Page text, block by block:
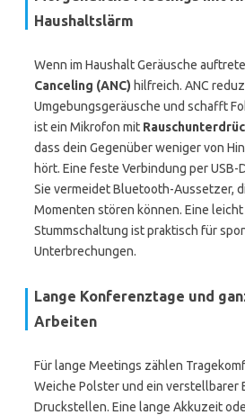
Haushaltslärm
Wenn im Haushalt Geräusche
Canceling (ANC) hilfreich. ANC
Umgebungsgeräusche und schafft
ist ein Mikrofon mit
dass dein Gegenüber weniger von
hört. Eine feste Verbindung per
Sie vermeidet Bluetooth-Aussetzer,
Momenten stören können. Eine
Stummschaltung ist praktisch für
Unterbrechungen.
Lange Konferenztage und
Arbeiten
Für lange Meetings zählen
Weiche Polster und ein verstellbarer
Druckstellen. Eine lange Akkuzeit